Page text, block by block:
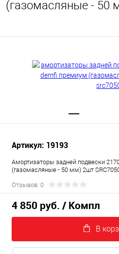
(газомасляные - 50
Артикул: 19193
Амортизаторы задней подвески
(газомасляные - 50 мм) 2шт
Отзывов: 0
4 850 руб. / Компл
В